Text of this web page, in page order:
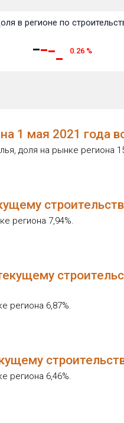
в регионе по
0.26 %
1 мая 2021 года
доля на рынке региона
региона 7,94%.
региона 6,87%.
региона 6,46%.